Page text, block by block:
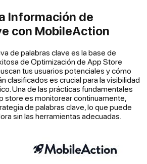
Información de
con MobileAction
de palabras clave es la base de
de Optimización de App Store
tus usuarios potenciales y cómo
clasificados es crucial para la visibilidad
Una de las prácticas fundamentales
store es monitorear continuamente,
de palabras clave, lo que puede
sin las herramientas adecuadas.